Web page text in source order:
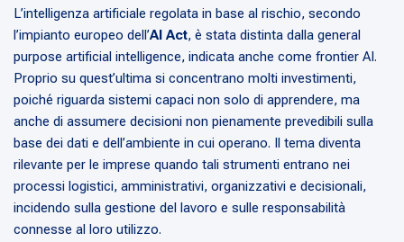
L’intelligenza artificiale regolata in base al rischio, secondo
l’impianto europeo dell’AI Act, è stata distinta dalla general
purpose artificial intelligence, indicata anche come frontier AI.
Proprio su quest’ultima si concentrano molti investimenti,
poiché riguarda sistemi capaci non solo di apprendere, ma
anche di assumere decisioni non pienamente prevedibili sulla
base dei dati e dell’ambiente in cui operano. Il tema diventa
rilevante per le imprese quando tali strumenti entrano nei
processi logistici, amministrativi, organizzativi e decisionali,
incidendo sulla gestione del lavoro e sulle responsabilità
connesse al loro utilizzo.